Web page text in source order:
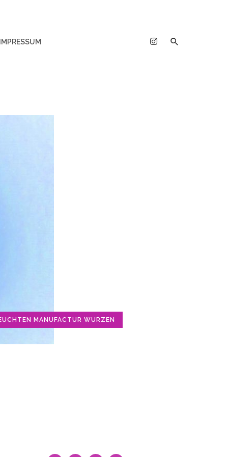
IMPRESSUM
MANUFACTUR WURZEN